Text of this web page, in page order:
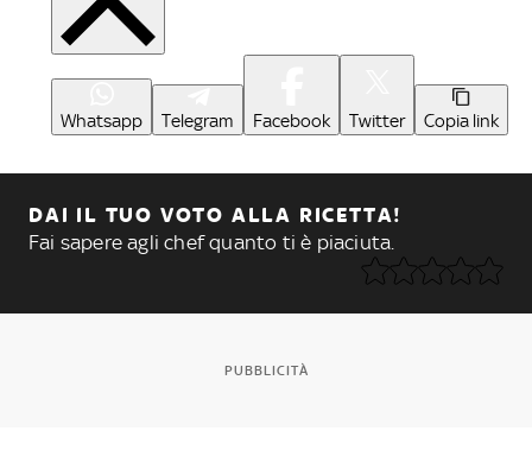
Whatsapp Telegram Facebook Twitter Copia link
DAI IL TUO VOTO ALLA RICETTA!
Fai sapere agli chef quanto ti è piaciuta.
PUBBLICITÀ